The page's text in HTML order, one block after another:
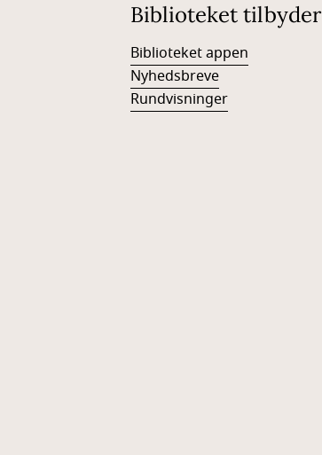
Biblioteket tilbyder
Biblioteket appen
Nyhedsbreve
Rundvisninger